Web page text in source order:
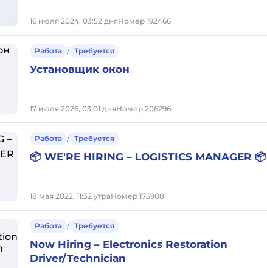
16 июля 2024, 03:52 дняНомер 192466
Работа / Требуется
Установщик окон
17 июля 2026, 03:01 дняНомер 206296
Работа / Требуется
📦 WE'RE HIRING – LOGISTICS MANAGER 📦
18 мая 2022, 11:32 утраНомер 175908
Работа / Требуется
Now Hiring – Electronics Restoration
Driver/Technician